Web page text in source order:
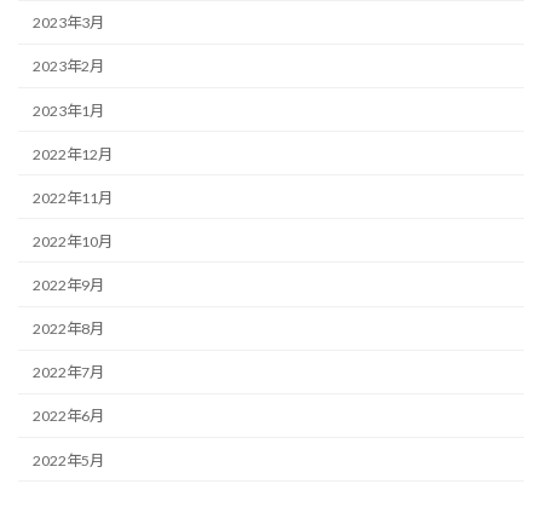
2023年3月
2023年2月
2023年1月
2022年12月
2022年11月
2022年10月
2022年9月
2022年8月
2022年7月
2022年6月
2022年5月